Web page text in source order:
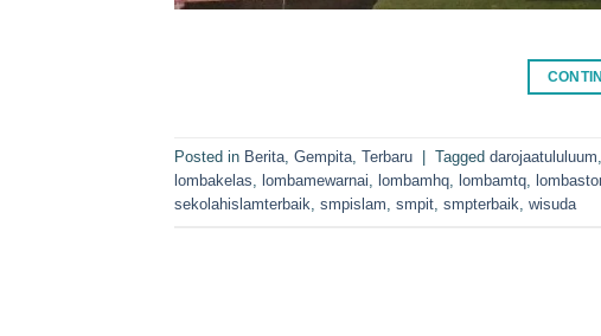
Posted in Berita, Gempita, Terbaru Tagged darojaatululuum,
lombakelas, lombamewarnai, lombamhq, lombamtq,
sekolahislamterbaik, smpislam, smpit, smpterbaik, wisuda